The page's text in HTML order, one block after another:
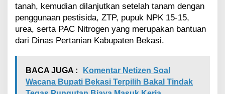
tanah, kemudian dilanjutkan setelah tanam dengan
penggunaan pestisida, ZTP, pupuk NPK 15-15,
urea, serta PAC Nitrogen yang merupakan bantuan
dari Dinas Pertanian Kabupaten Bekasi.
BACA JUGA :
Komentar Netizen Soal
Wacana Bupati Bekasi Terpilih Bakal Tindak